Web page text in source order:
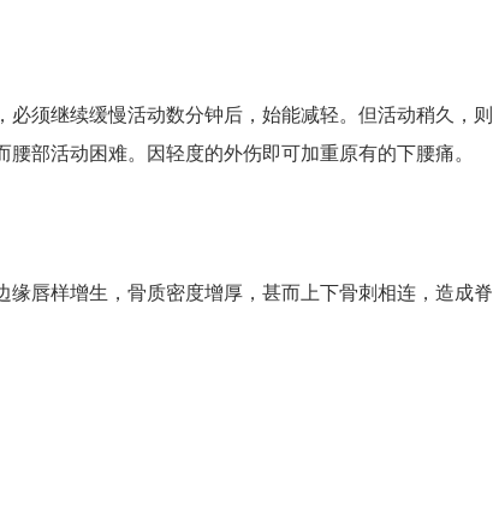
须继续缓慢活动数分钟后，始能减轻。但活动稍久，则
部活动困难。因轻度的外伤即可加重原有的下腰痛。
唇样增生，骨质密度增厚，甚而上下骨刺相连，造成脊